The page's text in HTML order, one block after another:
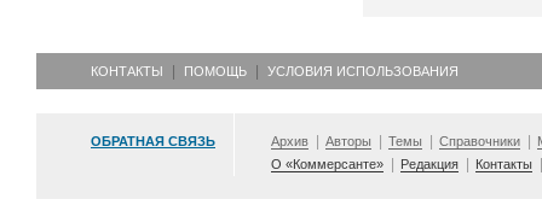
КОНТАКТЫ ПОМОЩЬ УСЛОВИЯ ИСПОЛЬЗОВАНИЯ
ОБРАТНАЯ СВЯЗЬ Архив Авторы Темы Справочники
О «Коммерсанте»
Редакция Контакты